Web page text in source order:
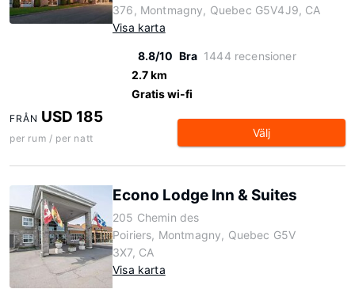
376, Montmagny, Quebec G5V4J9, CA
Visa karta
8.8/10 Bra 1444 recensioner
2.7 km
Gratis wi-fi
FRÅN USD 185
per rum / per natt Välj
Econo Lodge Inn & Suites
205 Chemin des
Poiriers, Montmagny, Quebec G5V
3X7, CA
Visa karta